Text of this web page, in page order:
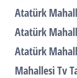
Atatürk
Atatürk
Atatürk
Mahallesi Tv